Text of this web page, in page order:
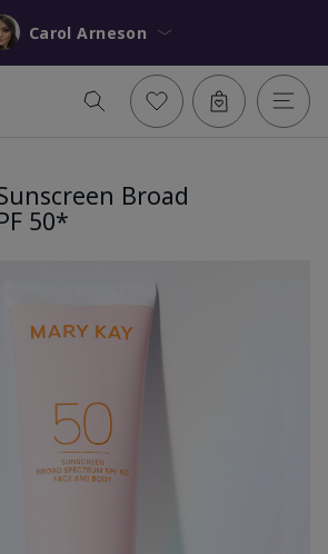
Carol Arneson
Broad
50*